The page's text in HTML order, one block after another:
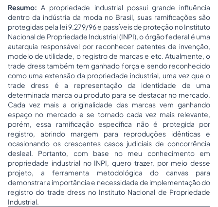
Resumo:A propriedade industrial possui grande influência
dentro da indústria da moda no Brasil, suas ramificações são
protegidas pela lei 9.279/96 e passíveis de proteção no Instituto
Nacional de Propriedade Industrial (INPI), o órgão federal é uma
autarquia responsável por reconhecer patentes de invenção,
modelo de utilidade, o registro de marcas e etc. Atualmente, o
trade dress também tem ganhado força e sendo reconhecido
como uma extensão da propriedade industrial, uma vez que o
trade dress é a representação da identidade de uma
determinada marca ou produto para se destacar no mercado.
Cada vez mais a originalidade das marcas vem ganhando
espaço no mercado e se tornado cada vez mais relevante,
porém, essa ramificação específica não é protegida por
registro, abrindo margem para reproduções idênticas e
ocasionando os crescentes casos judiciais de concorrência
desleal. Portanto, com base no meu conhecimento em
propriedade industrial no INPI, quero trazer, por meio desse
projeto, a ferramenta metodológica do canvas para
demonstrar a importância e necessidade de implementação do
registro do trade dress no Instituto Nacional de Propriedade
Industrial.